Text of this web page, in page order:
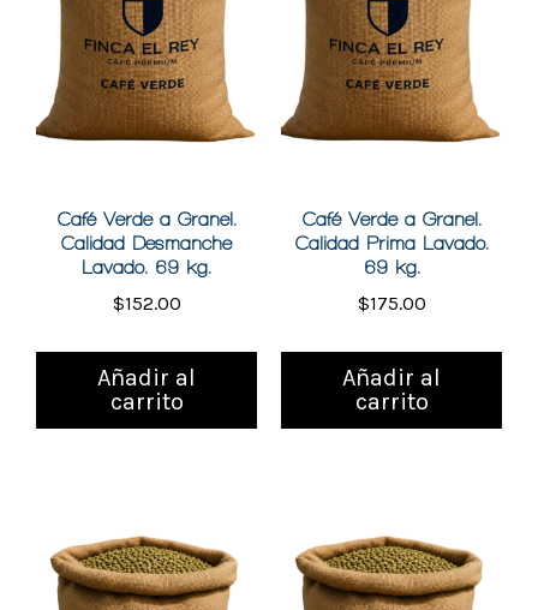
Café Verde a Granel.
Calidad Desmanche
Lavado. 69 kg.
$152.00
Añadir al
carrito
Café Verde a Granel.
Calidad Prima Lavado.
69 kg.
$175.00
Añadir al
carrito